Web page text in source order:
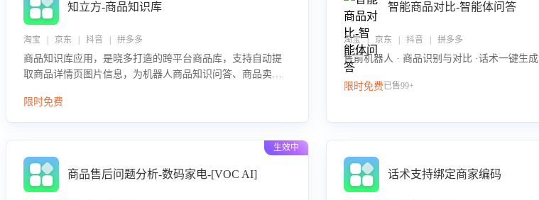
知立方-商品知识库
淘宝 | 京东 | 抖音 | 拼多多
商品知识库应用，是晓多打造的跨平台商品库，支持自动提
取商品详情页图片信息，为机器人商品知识问答、商品卖点
限时免费
智能商品对比-智能体问答
淘宝 | 京东 | 抖音 | 拼多多
售前机器人 · 商品识别与对比 ·话术一键生成
限时免费已售99+
生效中
商品售后问题分析-数码家电-[VOC AI] 话术支持绑定商家编码